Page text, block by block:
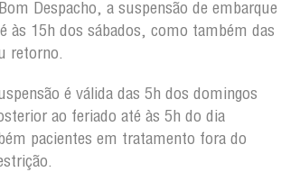
Despacho, a suspensão de embarque
às 15h dos sábados, como também das
retorno.
é válida das 5h dos domingos
ao feriado até às 5h do dia
pacientes em tratamento fora do